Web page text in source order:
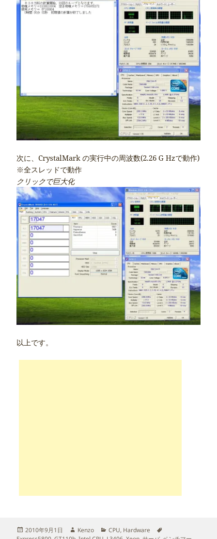
次に、CrystalMark の実行中の周波数(2.26 G Hzで動作)
※全スレッドで動作
クリックで巨大化
以上です。
投
2010年9月1日
作
Kenzo
カ
CPU, Hardware